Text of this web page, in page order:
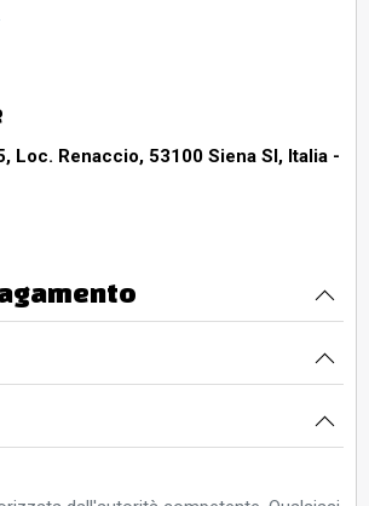
Loc. Renaccio, 53100 Siena SI, Italia -